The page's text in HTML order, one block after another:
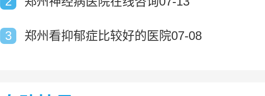
3 郑州看抑郁症比较好的医院07-08